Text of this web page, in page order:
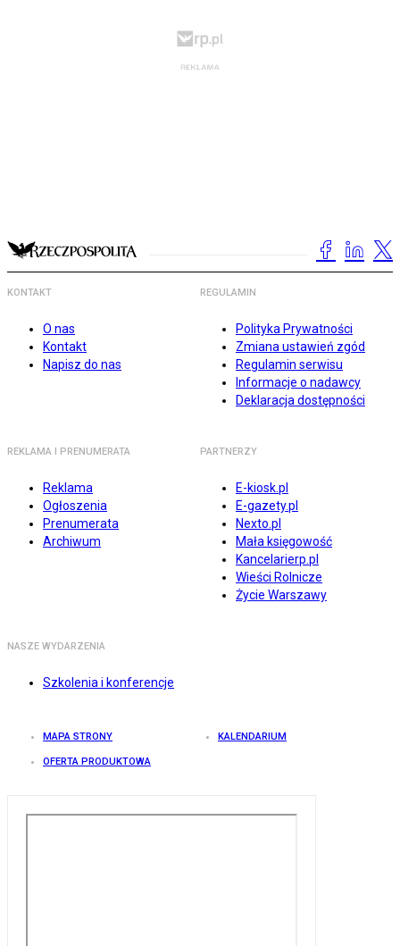
KONTAKT
O nas
Kontakt
Napisz do nas
REGULAMIN
Polityka Prywatności
Zmiana ustawień zgód
Regulamin serwisu
Informacje o nadawcy
Deklaracja dostępności
REKLAMA I PRENUMERATA
Reklama
Ogłoszenia
Prenumerata
Archiwum
PARTNERZY
E-kiosk.pl
E-gazety.pl
Nexto.pl
Mała księgowość
Kancelarierp.pl
Wieści Rolnicze
Życie Warszawy
NASZE WYDARZENIA
Szkolenia i konferencje
MAPA STRONY KALENDARIUM
OFERTA PRODUKTOWA